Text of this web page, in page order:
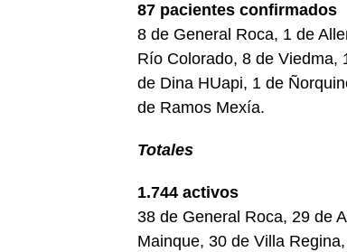
87 pacientes confirmados
8 de General Roca, 1 de
Río Colorado, 8 de Viedma,
de Dina HUapi, 1 de
de Ramos Mexía.
Totales
1.744 activos
38 de General Roca, 29 de
Mainque, 30 de Villa